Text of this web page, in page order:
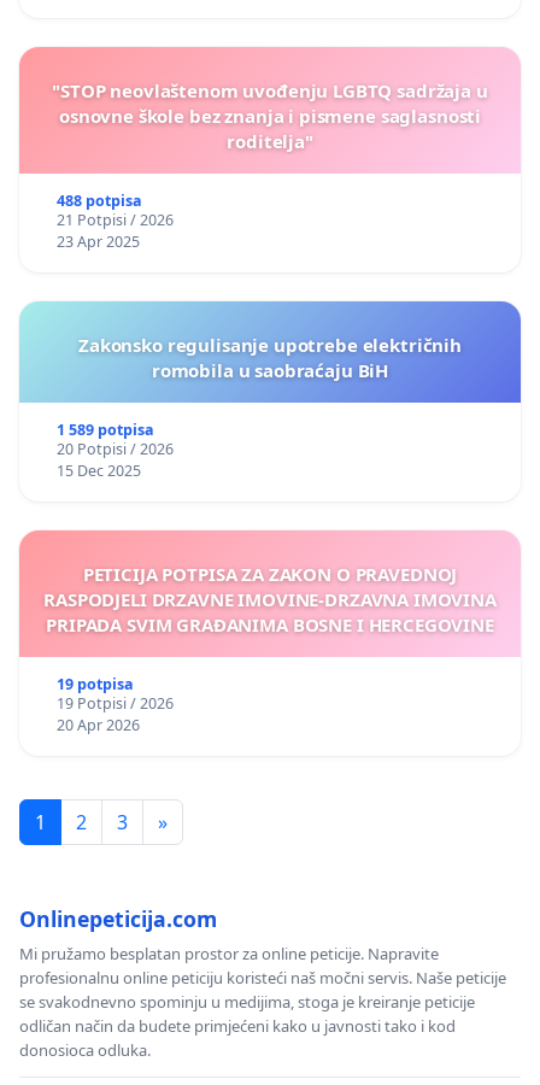
"STOP neovlaštenom uvođenju LGBTQ sadržaja u
osnovne škole bez znanja i pismene saglasnosti
roditelja"
488 potpisa
21 Potpisi / 2026
23 Apr 2025
Zakonsko regulisanje upotrebe električnih
romobila u saobraćaju BiH
1 589 potpisa
20 Potpisi / 2026
15 Dec 2025
PETICIJA POTPISA ZA ZAKON O PRAVEDNOJ
RASPODJELI DRZAVNE IMOVINE-DRZAVNA IMOVINA
PRIPADA SVIM GRAĐANIMA BOSNE I HERCEGOVINE
19 potpisa
19 Potpisi / 2026
20 Apr 2026
1 2 3 »
Onlinepeticija.com
Mi pružamo besplatan prostor za online peticije. Napravite
profesionalnu online peticiju koristeći naš močni servis. Naše peticije
se svakodnevno spominju u medijima, stoga je kreiranje peticije
odličan način da budete primjećeni kako u javnosti tako i kod
donosioca odluka.